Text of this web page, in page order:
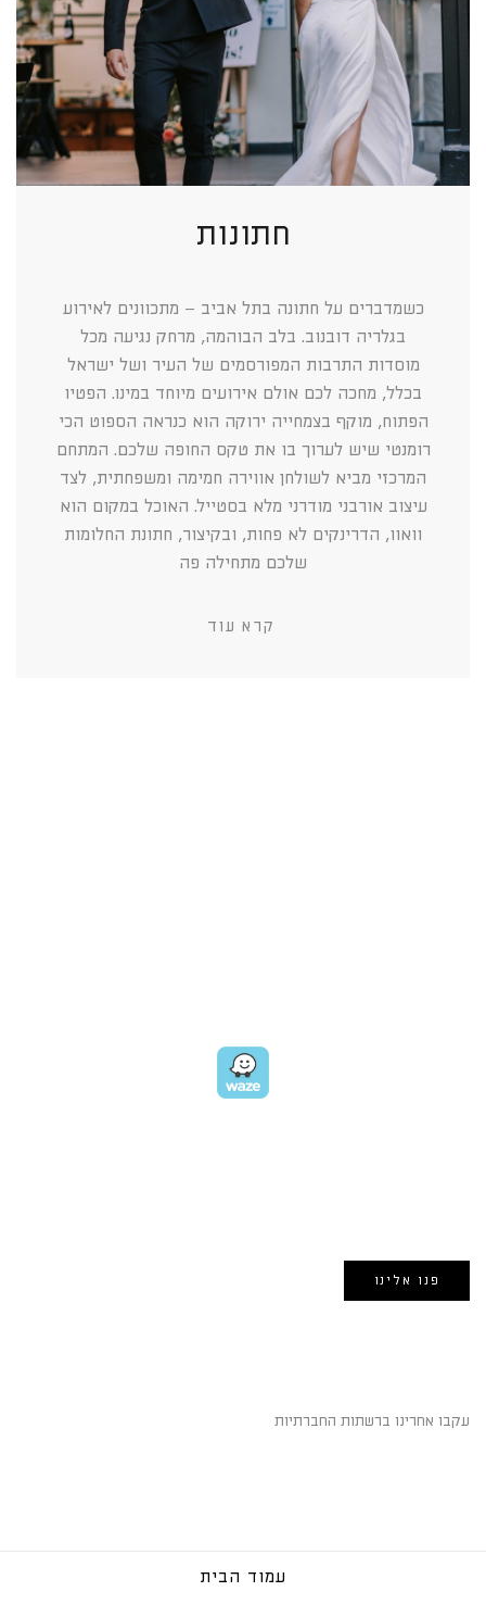
חתונות
כשמדברים על חתונה בתל אביב – מתכוונים לאירוע
בגלריה דובנוב. בלב הבוהמה, מרחק נגיעה מכל
מוסדות התרבות המפורסמים של העיר ושל ישראל
בכלל, מחכה לכם אולם אירועים מיוחד במינו. הפטיו
הפתוח, מוקף בצמחייה ירוקה הוא כנראה הספוט הכי
רומנטי שיש לערוך בו את טקס החופה שלכם. המתחם
המרכזי מביא לשולחן אווירה חמימה ומשפחתית, לצד
עיצוב אורבני מודרני מלא בסטייל. האוכל במקום הוא
וואוו, הדרינקים לא פחות, ובקיצור, חתונת החלומות
שלכם מתחילה פה
קרא עוד
פנו אלינו
עקבו אחרינו ברשתות החברתיות
עמוד הבית